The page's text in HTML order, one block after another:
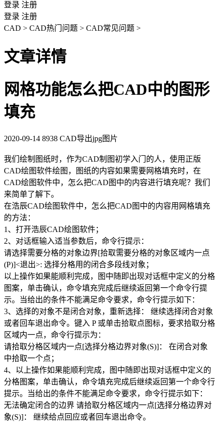
登录 注册
登录 注册
CAD > CAD热门问题 > CAD常见问题 >
文章详情
网格功能怎么把CAD中的图形
填充
2020-09-14 8938 CAD导出jpg图片
我们绘制图纸时，作为CAD制图初学入门的人，使用正版
CAD绘图软件绘图，图纸的内容如果需要网格填充时，在
CAD绘图软件中，怎么把CAD图中的内容进行填充呢？我们
来简单了解下。
在浩辰CAD绘图软件中，怎么把CAD图中的内容用网格填充
的方法：
1、打开浩辰CAD绘图软件；
2、对话框输入适当参数后，命令行提示：
请选择需要分格的对象边界[拾取需要分格的对象区域内一点
(P)]<退出>: 选择分格用的闭合多段线对象；
以上操作如果能顺利完成，图中随即出现对话框中定义的分格
图案，单击确认，命令填充完成后继续返回第一个命令行提
示。当给出的条件不能满足命令要求，命令行提示如下：
3、选择的对象不是闭合对象，重新选择： 继续选择闭合对象
或者回车退出命令。键入 P 或单击拾取点图标，要求拾取分格
区域内一点，命令行提示为：
请拾取分格区域内一点[选择分格边界对象(S)]： 在闭合对象
中拾取一个点；
4、以上操作如果能顺利完成，图中随即出现对话框中定义的
分格图案，单击确认，命令填充完成后继续返回第一个命令行
提示。当给出的条件不能满足命令要求，命令行提示如下：
无法确定闭合的边界 请拾取分格区域内一点[选择分格边界对
象(S)]： 继续给点回应或者回车退出命令。